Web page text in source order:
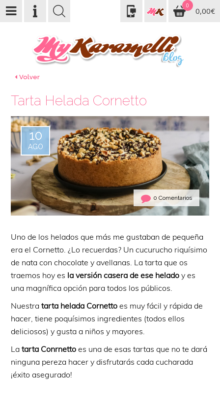
0
0,00€
Volver
Tarta Helada Cornetto
10
AGO
0 Comentarios
Uno de los helados que más me gustaban de pequeña
era el Cornetto. ¿Lo recuerdas? Un cucurucho riquísimo
de nata con chocolate y avellanas. La tarta que os
traemos hoy es la versión casera de ese helado y es
una magnífica opción para todos los públicos.
Nuestratarta helada Cornetto es muy fácil y rápida de
hacer, tiene poquísimos ingredientes (todos ellos
deliciosos) y gusta a niños y mayores.
Latarta Conrnetto es una de esas tartas que no te dará
ninguna pereza hacer y disfrutarás cada cucharada
¡éxito asegurado!